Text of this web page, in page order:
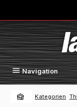
Zum Hauptinhalt
Navigation
Kategorien